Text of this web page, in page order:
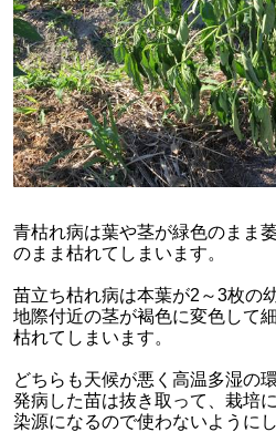
青枯れ病は葉や茎が緑色のまま
のまま枯れてしまいます。
苗立ち枯れ病は本葉が2～3枚の
地際付近の茎が褐色に変色して
枯れてしまいます。
どちらも天候が悪く高温多湿の
発病した苗は抜き取って、栽培
染源になるので使わないようにし